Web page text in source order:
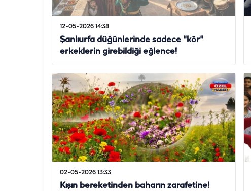
12-05-2026 14:38
Şanlıurfa düğünlerinde sadece "kör"
erkeklerin girebildiği eğlence!
02-05-2026 13:33
Kışın bereketinden baharın zarafetine!